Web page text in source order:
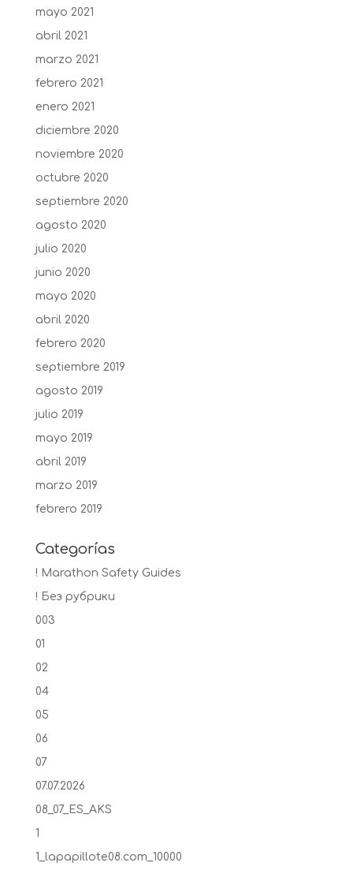
mayo 2021
abril 2021
marzo 2021
febrero 2021
enero 2021
diciembre 2020
noviembre 2020
octubre 2020
septiembre 2020
agosto 2020
julio 2020
junio 2020
mayo 2020
abril 2020
febrero 2020
septiembre 2019
agosto 2019
julio 2019
mayo 2019
abril 2019
marzo 2019
febrero 2019
Categorías
! Marathon Safety Guides
! Без рубрики
003
01
02
04
05
06
07
07.07.2026
08_07_ES_AKS
1
1_lapapillote08.com_10000